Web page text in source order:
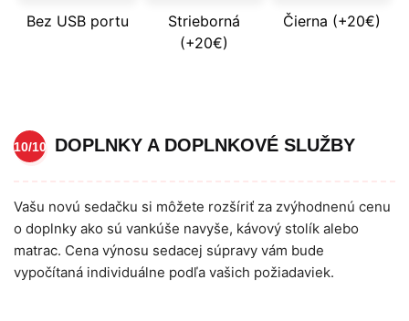
Bez USB portu
Strieborná
(+20€)
Čierna (+20€)
10/10 DOPLNKY A DOPLNKOVÉ SLUŽBY
Vašu novú sedačku si môžete rozšíriť za zvýhodnenú cenu
o doplnky ako sú vankúše navyše, kávový stolík alebo
matrac. Cena výnosu sedacej súpravy vám bude
vypočítaná individuálne podľa vašich požiadaviek.